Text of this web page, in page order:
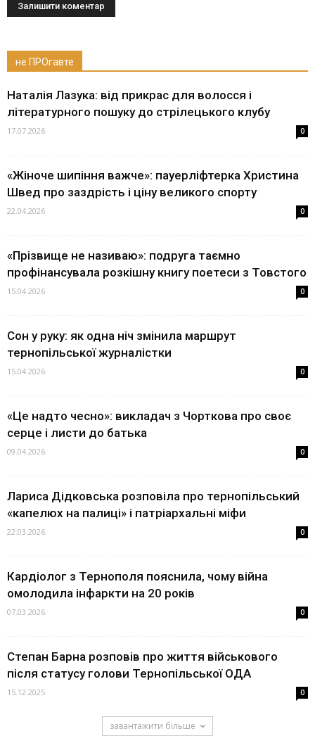
не ПРОгавте
Наталія Лазука: від прикрас для волосся і
літературного пошуку до стрілецького клубу
17.07.2026 0
«Жіноче шипіння важче»: пауерліфтерка Христина
Швед про заздрість і ціну великого спорту
22.04.2026 0
«Прізвище не називаю»: подруга таємно
профінансувала розкішну книгу поетеси з Товстого
15.04.2026 0
Сон у руку: як одна ніч змінила маршрут
тернопільської журналістки
15.04.2026 0
«Це надто чесно»: викладач з Чорткова про своє
серце і листи до батька
09.04.2026 0
Лариса Дідковська розповіла про тернопільський
«капелюх на палиці» і патріархальні міфи
22.03.2026 0
Кардіолог з Тернополя пояснила, чому війна
омолодила інфаркти на 20 років
07.03.2026 0
Степан Барна розповів про життя військового
після статусу голови Тернопільської ОДА
15.12.2025 0
завантажити більше